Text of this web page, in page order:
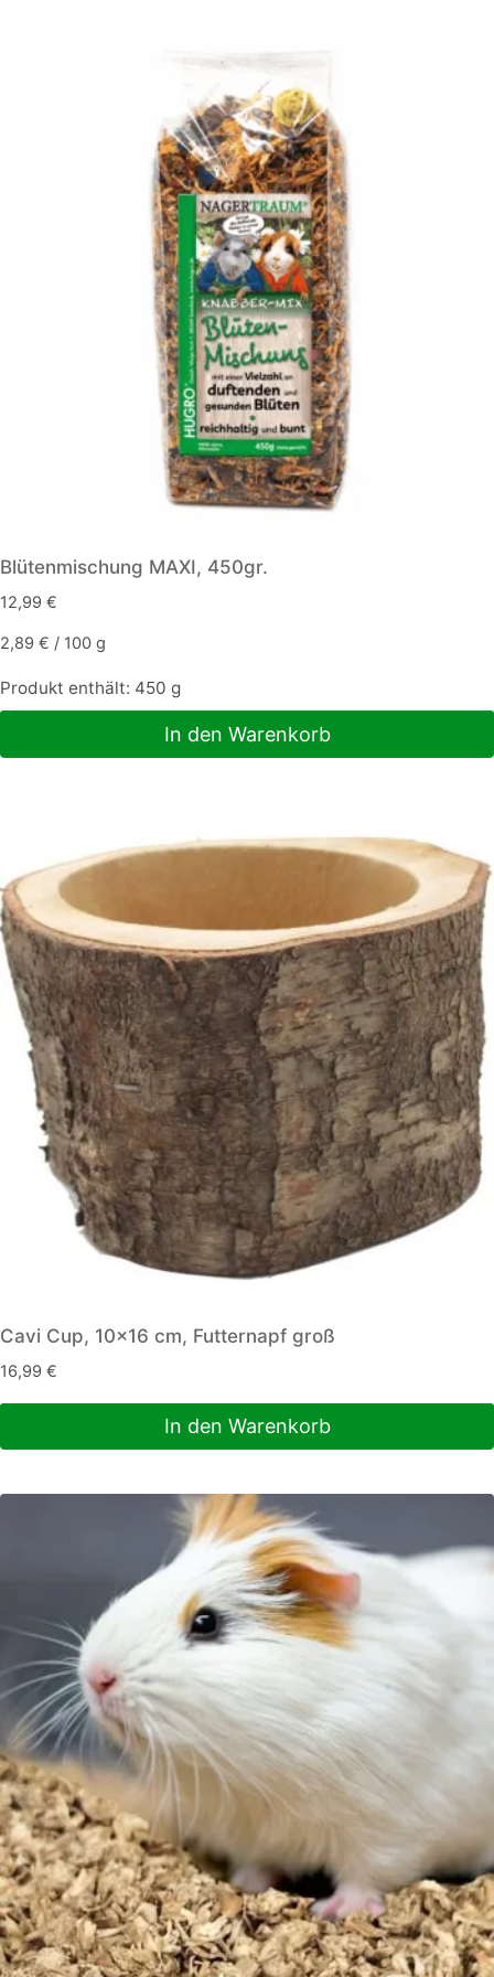
Blütenmischung MAXI, 450gr.
12,99 €
2,89 € / 100 g
Produkt enthält: 450 g
In den Warenkorb
Cavi Cup, 10×16 cm, Futternapf groß
16,99 €
In den Warenkorb